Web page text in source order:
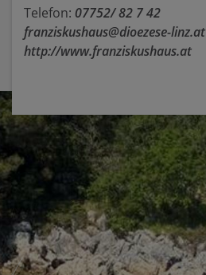
A A A A
Telefon: 07752/ 82 7 42
franziskushaus@dioezese-linz.at
http://www.franziskushaus.at